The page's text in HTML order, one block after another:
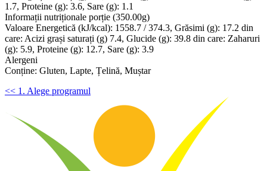
1.7, Proteine (g): 3.6, Sare (g): 1.1
Informații nutriționale porție (350.00g)
Valoare Energetică (kJ/kcal): 1558.7 / 374.3, Grăsimi (g): 17.2 din
care: Acizi grași saturați (g) 7.4, Glucide (g): 39.8 din care: Zaharuri
(g): 5.9, Proteine (g): 12.7, Sare (g): 3.9
Alergeni
Conține: Gluten, Lapte, Țelină, Muștar
<< 1. Alege programul